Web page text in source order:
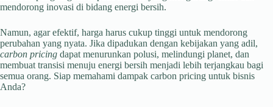
mendorong inovasi di bidang energi bersih.
Namun, agar efektif, harga harus cukup tinggi untuk mendorong
perubahan yang nyata. Jika dipadukan dengan kebijakan yang adil,
carbon pricing dapat menurunkan polusi, melindungi planet, dan
membuat transisi menuju energi bersih menjadi lebih terjangkau bagi
semua orang. Siap memahami dampak carbon pricing untuk bisnis
Anda?